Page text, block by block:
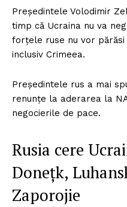
Preşedintele Volodimir
timp că Ucraina nu va
forţele ruse nu vor
inclusiv Crimeea.
Preşedintele rus a mai
renunţe la aderarea la
negocierile de pace.
Rusia cere
Doneţk,
Zaporojie